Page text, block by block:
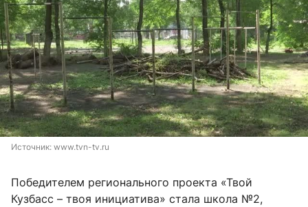
Источник: www.tvn-tv.ru
Победителем регионального проекта «Твой
Кузбасс – твоя инициатива» стала школа №2,